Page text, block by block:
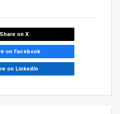
Share on X
on Facebook
on LinkedIn